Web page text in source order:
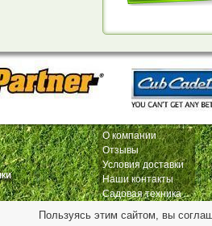
О компании
Отзывы
Условия доставки
Наши контакты
Садовая техника
Пользуясь этим сайтом, вы